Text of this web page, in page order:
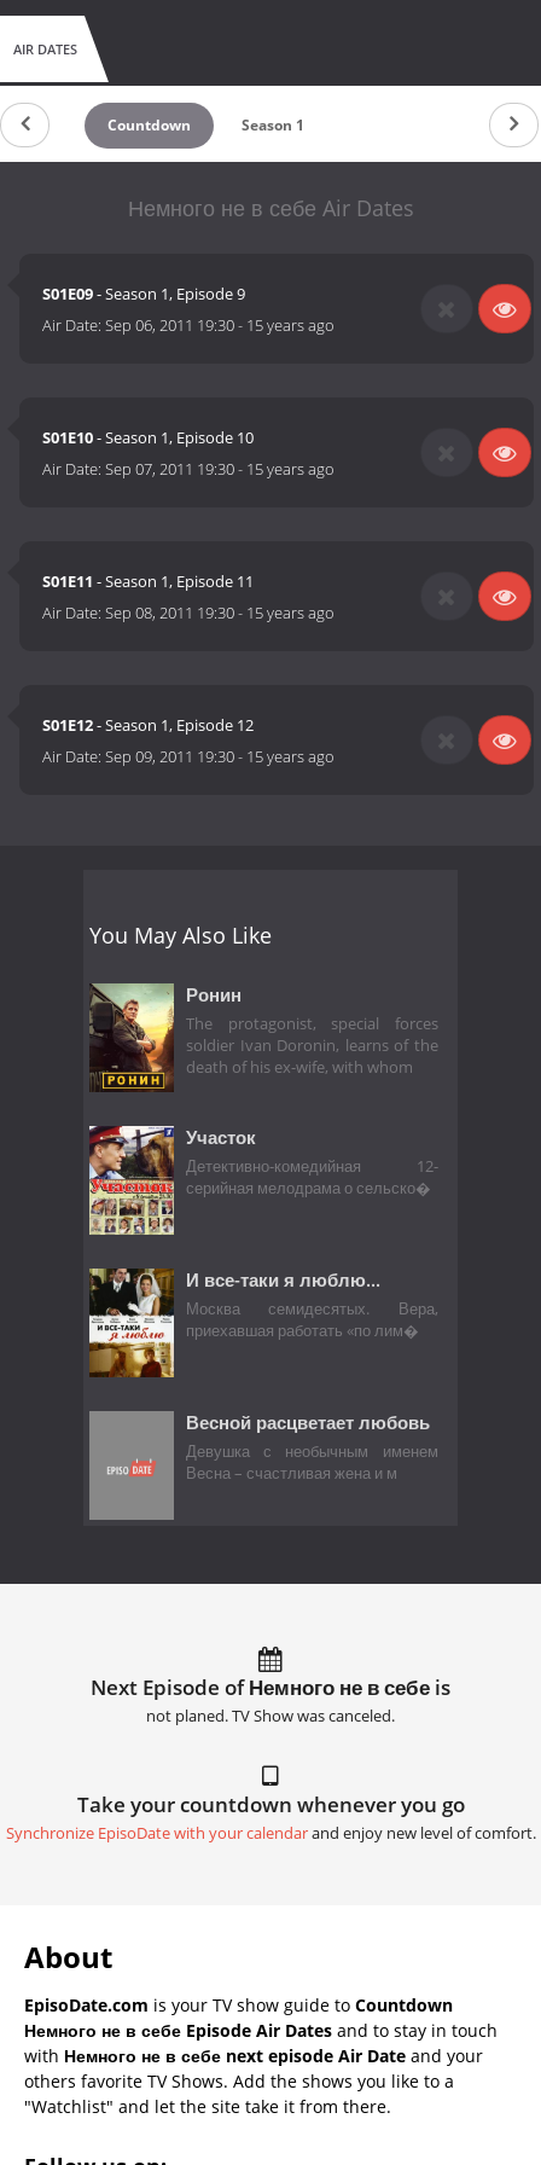
AIR DATES
Countdown Season 1
Немного не в себе Air Dates
S01E09- Season 1, Episode 9
Air Date:Sep 06, 2011 19:30- 15 years ago
S01E10- Season 1, Episode 10
Air Date:Sep 07, 2011 19:30- 15 years ago
S01E11 - Season 1, Episode 11
Air Date:Sep 08, 2011 19:30- 15 years ago
S01E12- Season 1, Episode 12
Air Date:Sep 09, 2011 19:30- 15 years ago
You May Also Like
Ронин
The protagonist, special forces
soldier Ivan Doronin, learns of the
death of his ex-wife, with whom
Участок
Детективно-комедийная 12-
серийная мелодрама о сельско�
И все-таки я люблю...
Москва семидесятых. Вера,
приехавшая работать «по лим�
Весной расцветает любовь
Девушка с необычным именем
Весна – счастливая жена и м
Next Episode of Немного не в себе is
not planed. TV Show was canceled.
Take your countdown whenever you go
Synchronize EpisoDate with your calendarand enjoy new level of comfort.
About
EpisoDate.com is your TV show guide to Countdown
Немного не в себе Episode Air Dates and to stay in touch
with Немного не в себе next episode Air Date and your
others favorite TV Shows. Add the shows you like to a
"Watchlist" and let the site take it from there.